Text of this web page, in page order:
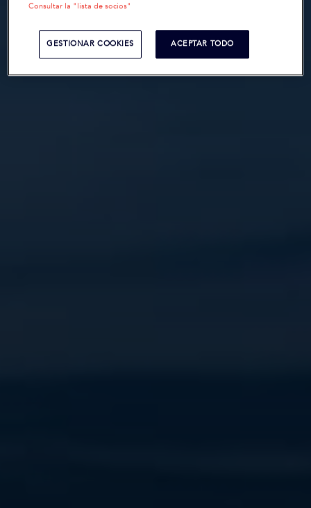
Consultar la "lista de socios"
GESTIONAR COOKIES ACEPTAR TODO